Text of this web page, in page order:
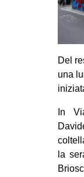
Del
una
In
la